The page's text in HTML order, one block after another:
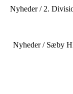
Nyheder / 2.
Nyheder / Sæby